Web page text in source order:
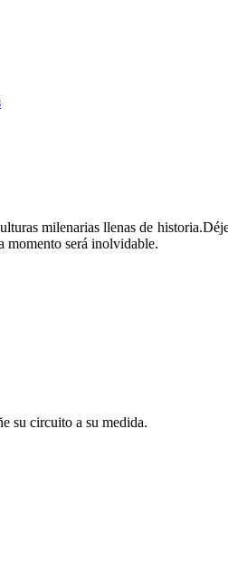
milenarias llenas de
momento será inolvidable.
su circuito a su medida.